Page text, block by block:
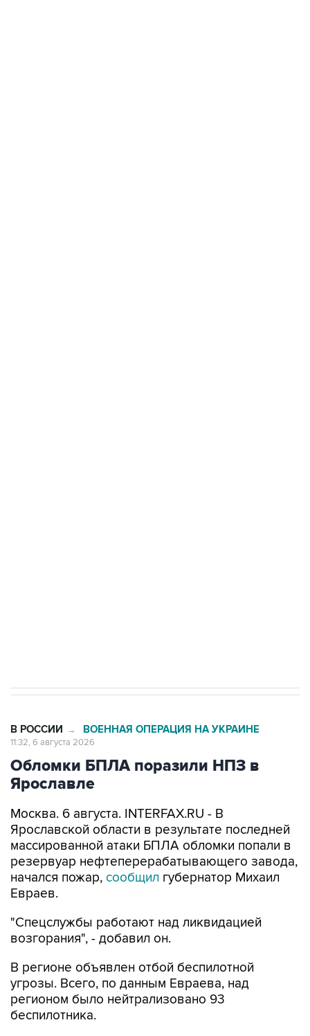
В РОССИИ → ВОЕННАЯ ОПЕРАЦИЯ НА УКРАИНЕ
11:32, 6 августа 2026
Обломки БПЛА поразили НПЗ в
Ярославле
Москва. 6 августа. INTERFAX.RU - В
Ярославской области в результате последней
массированной атаки БПЛА обломки попали в
резервуар нефтеперерабатывающего завода,
начался пожар, сообщил губернатор Михаил
Евраев.
"Спецслужбы работают над ликвидацией
возгорания", - добавил он.
В регионе объявлен отбой беспилотной
угрозы. Всего, по данным Евраева, над
регионом было нейтрализовано 93
беспилотника.